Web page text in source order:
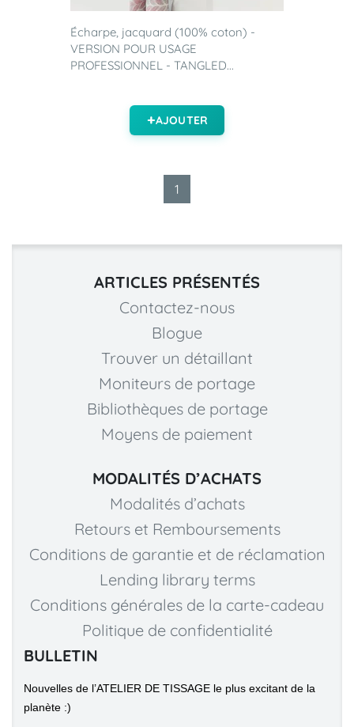
Écharpe, jacquard (100% coton) -
VERSION POUR USAGE
PROFESSIONNEL - TANGLED...
AJOUTER
1
ARTICLES PRÉSENTÉS
Contactez-nous
Blogue
Trouver un détaillant
Moniteurs de portage
Bibliothèques de portage
Moyens de paiement
MODALITÉS D’ACHATS
Modalités d’achats
Retours et Remboursements
Conditions de garantie et de réclamation
Lending library terms
Conditions générales de la carte-cadeau
Politique de confidentialité
BULLETIN
Nouvelles de l’ATELIER DE TISSAGE le plus excitant de la
planète :)